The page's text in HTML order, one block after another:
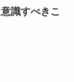
識すべきこ